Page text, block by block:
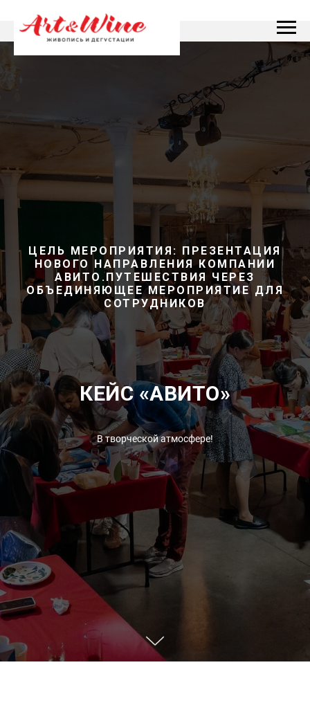
ЦЕЛЬ МЕРОПРИЯТИЯ: ПРЕЗЕНТАЦИЯ
НОВОГО НАПРАВЛЕНИЯ КОМПАНИИ
АВИТО.ПУТЕШЕСТВИЯ ЧЕРЕЗ
ОБЪЕДИНЯЮЩЕЕ МЕРОПРИЯТИЕ ДЛЯ
СОТРУДНИКОВ
КЕЙС «АВИТО»
В творческой атмосфере!